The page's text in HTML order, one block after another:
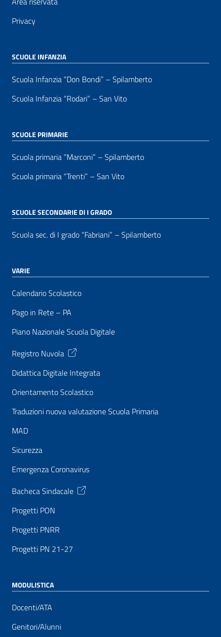
Privacy
SCUOLE INFANZIA
Scuola Infanzia “Don Bondi” – Spilamberto
Scuola Infanzia “Rodari” – San Vito
SCUOLE PRIMARIE
Scuola primaria “Marconi” – Spilamberto
Scuola primaria “Trenti” – San Vito
SCUOLE SECONDARIE DI I GRADO
Scuola sec. di I grado “Fabriani” – Spilamberto
VARIE
Calendario Scolastico
Pago in Rete – PA
Piano Nazionale Scuola Digitale
Registro Nuvola
Didattica Digitale Integrata
Orientamento Scolastico
Traduzioni nuova valutazione Scuola Primaria
MAD
Sicurezza
Emergenza Coronavirus
Bacheca Sindacale
Progetti PON
Progetti PNRR
Progetti PN 21-27
MODULISTICA
Docenti/ATA
Genitori/Alunni